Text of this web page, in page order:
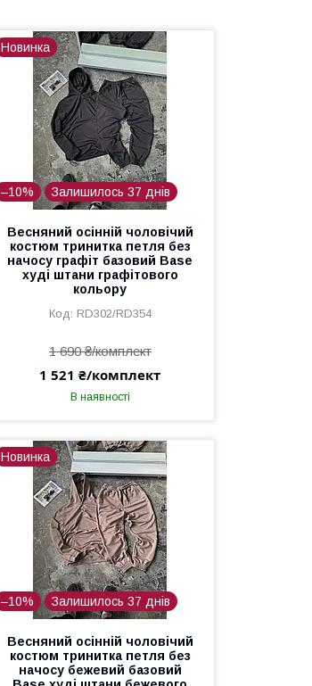
Новинка
–10% Залишилось 37 днів
Весняний осінній чоловічий
костюм тринитка петля без
начосу графіт базовий Base
худі штани графітового
кольору
RD302/RD354
1 690 ₴/комплект
1 521 ₴/комплект
В наявності
Новинка
–10% Залишилось 37 днів
Весняний осінній чоловічий
костюм тринитка петля без
начосу бежевий базовий